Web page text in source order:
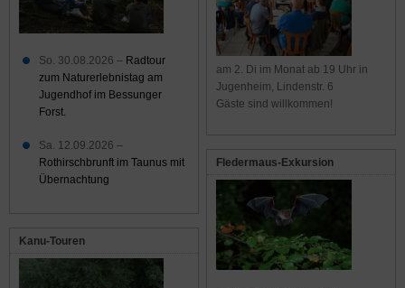
am 2. Di im Monat ab 19 Uhr in
Jugenheim, Lindenstr. 6
Gäste sind willkommen!
Fledermaus-Exkursion
So. 30.08.2026 – Radtour
zum Naturerlebnistag am
Jugendhof im Bessunger
Forst.
Sa. 12.09.2026 –
Rothirschbrunft im Taunus mit
Übernachtung
Kanu-Touren